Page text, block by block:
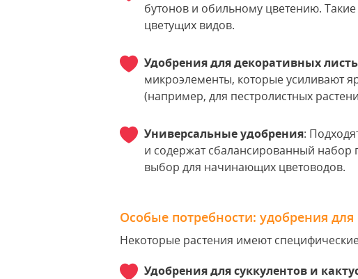
бутонов и обильному цветению.
цветущих видов.
Удобрения для декоративных
микроэлементы, которые усиливают
(например, для пестролистных
Универсальные удобрения:
и содержат сбалансированный набор
выбор для начинающих цветоводов.
Особые потребности: удобрения
Некоторые растения имеют
Удобрения для суккулентов и